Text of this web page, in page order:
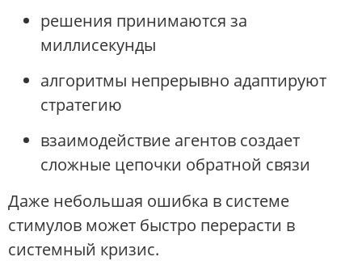
решения принимаются за
миллисекунды
алгоритмы непрерывно адаптируют
стратегию
взаимодействие агентов создает
сложные цепочки обратной связи
Даже небольшая ошибка в системе
стимулов может быстро перерасти в
системный кризис.